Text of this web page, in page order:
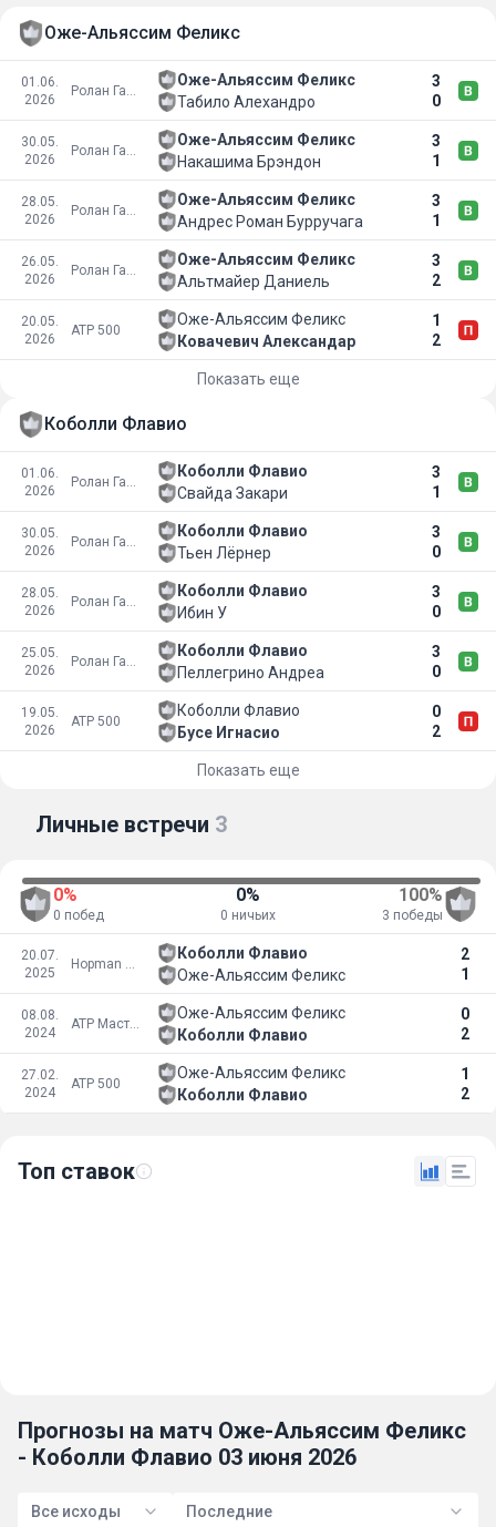
Оже-Альяссим Феликс
01.06.
2026
Ролан Гаррос
Оже-Альяссим Феликс
3
0
Табило Алехандро
30.05.
2026
Ролан Гаррос
Оже-Альяссим Феликс
3
1
Накашима Брэндон
28.05.
2026
Ролан Гаррос
Оже-Альяссим Феликс
3
1
Андрес Роман Бурручага
26.05.
2026
Ролан Гаррос
Оже-Альяссим Феликс
3
2
Альтмайер Даниель
20.05.
2026
ATP 500
Оже-Альяссим Феликс
1
2
Ковачевич Александар
Показать еще
Коболли Флавио
01.06.
2026
Ролан Гаррос
Коболли Флавио
3
1
Свайда Закари
30.05.
2026
Ролан Гаррос
Коболли Флавио
3
0
Тьен Лёрнер
28.05.
2026
Ролан Гаррос
Коболли Флавио
3
0
Ибин У
25.05.
2026
Ролан Гаррос
Коболли Флавио
3
0
Пеллегрино Андреа
19.05.
2026
ATP 500
Коболли Флавио
0
2
Бусе Игнасио
Показать еще
Личные встречи 3
0%
0 побед
0%
0 ничьих
100%
3 победы
20.07.
2025
Hopman Cup
Коболли Флавио
2
1
Оже-Альяссим Феликс
08.08.
2024
ATP Мастерс 1000
Оже-Альяссим Феликс
0
2
Коболли Флавио
27.02.
2024
ATP 500
Оже-Альяссим Феликс
1
2
Коболли Флавио
Топ ставок
Прогнозы на матч Оже-Альяссим Феликс
- Коболли Флавио 03 июня 2026
Все исходы Последние